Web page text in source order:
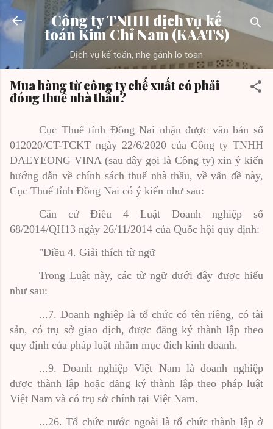
Chuyển đến nội dung chính
Công ty TNHH dịch vụ kế
toán Kim Chỉ Nam (KAATS)
Dịch vụ kế toán, nhẹ gánh lo toan
Mua hàng từ công ty chế xuất có phải
đóng thuế nhà thầu?
Cục Thuế tỉnh Đồng Nai nhận được văn bản số
012020/CT-TCKT ngày 22/6/2020 của Công ty TNHH
DAEYEONG VINA (sau đây gọi là Công ty) xin ý kiến
hướng dẫn về chính sách thuế nhà thầu, về vấn đề này,
Cục Thuế tỉnh Đồng Nai có ý kiến như sau:
Căn cứ Điều 4 Luật Doanh nghiệp số
68/2014/QH13 ngày 26/11/2014 của Quốc hội quy định:
"Điều 4. Giải thích từ ngữ
Trong Luật này, các từ ngữ dưới đây được hiểu
như sau:
...7. Doanh nghiệp là tổ chức có tên riêng, có tài
sản, có trụ sở giao dịch, được đăng ký thành lập theo
quy định của pháp luật nhằm mục đích kinh doanh.
...9. Doanh nghiệp Việt Nam là doanh nghiệp
được thành lập hoặc đăng ký thành lập theo pháp luật
Việt Nam và có trụ sở chính tại Việt Nam.
...26. Tổ chức nước ngoài là tổ chức thành lập ở